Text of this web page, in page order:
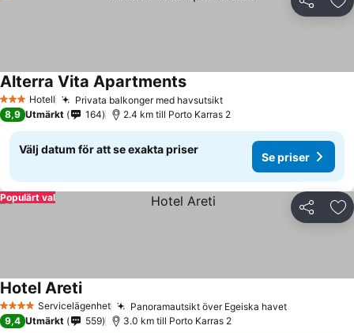
Dela
3 StjärnorHotell Privata balkonger med havsutsikt
Alterra Vita Apartments
8,9 Utmärkt 164 2.4 km till Porto Karras 2
Välj datum för att se exakta priser
Se priser
Dela
Populärt val
4 StjärnorServicelägenhet Panoramautsikt över Egeiska havet
Hotel Areti
9,4 Utmärkt 559 3.0 km till Porto Karras 2